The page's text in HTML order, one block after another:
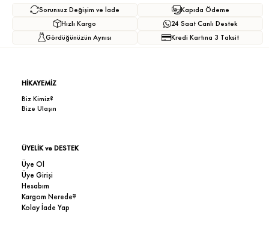
Sorunsuz Değişim ve İade
Hızlı Kargo
Gördüğünüzün Aynısı
Kapıda Ödeme
24 Saat Canlı Destek
Kredi Kartına 3 Taksit
HİKAYEMİZ
Biz Kimiz?
Bize Ulaşın
ÜYELİK ve DESTEK
Üye Ol
Üye Girişi
Hesabım
Kargom Nerede?
Kolay İade Yap